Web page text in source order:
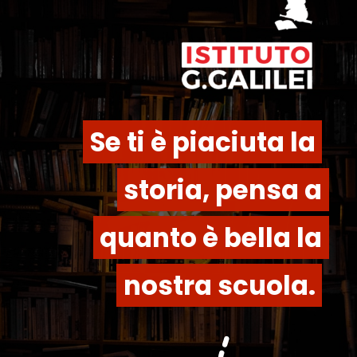
Se ti è piaciuta la
storia, pensa a
quanto è bella la
nostra scuola.
Se ti è piaciuta la
storia, pensa a
quanto è bella la
nostra scuola.